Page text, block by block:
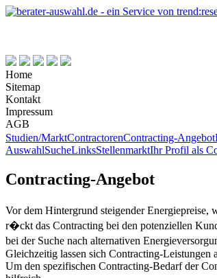
Home
Sitemap
Kontakt
Impressum
AGB
Studien/MarktContractorenContracting-Angebot
AuswahlSucheLinksStellenmarktIhr Profil als
Contracting-Angebot
Vor dem Hintergrund steigender
r�ckt das Contracting bei den potenziellen
bei der Suche nach alternativen
Gleichzeitig lassen sich Contracting-Leistungen
Um den spezifischen Contracting-Bedarf der